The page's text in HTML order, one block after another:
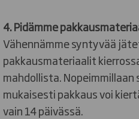
4. Pidämme
Vähennämme syntyvää
pakkausmateriaalit
mahdollista. Nopeimmillaan
mukaisesti pakkaus voi
vain 14 päivässä.